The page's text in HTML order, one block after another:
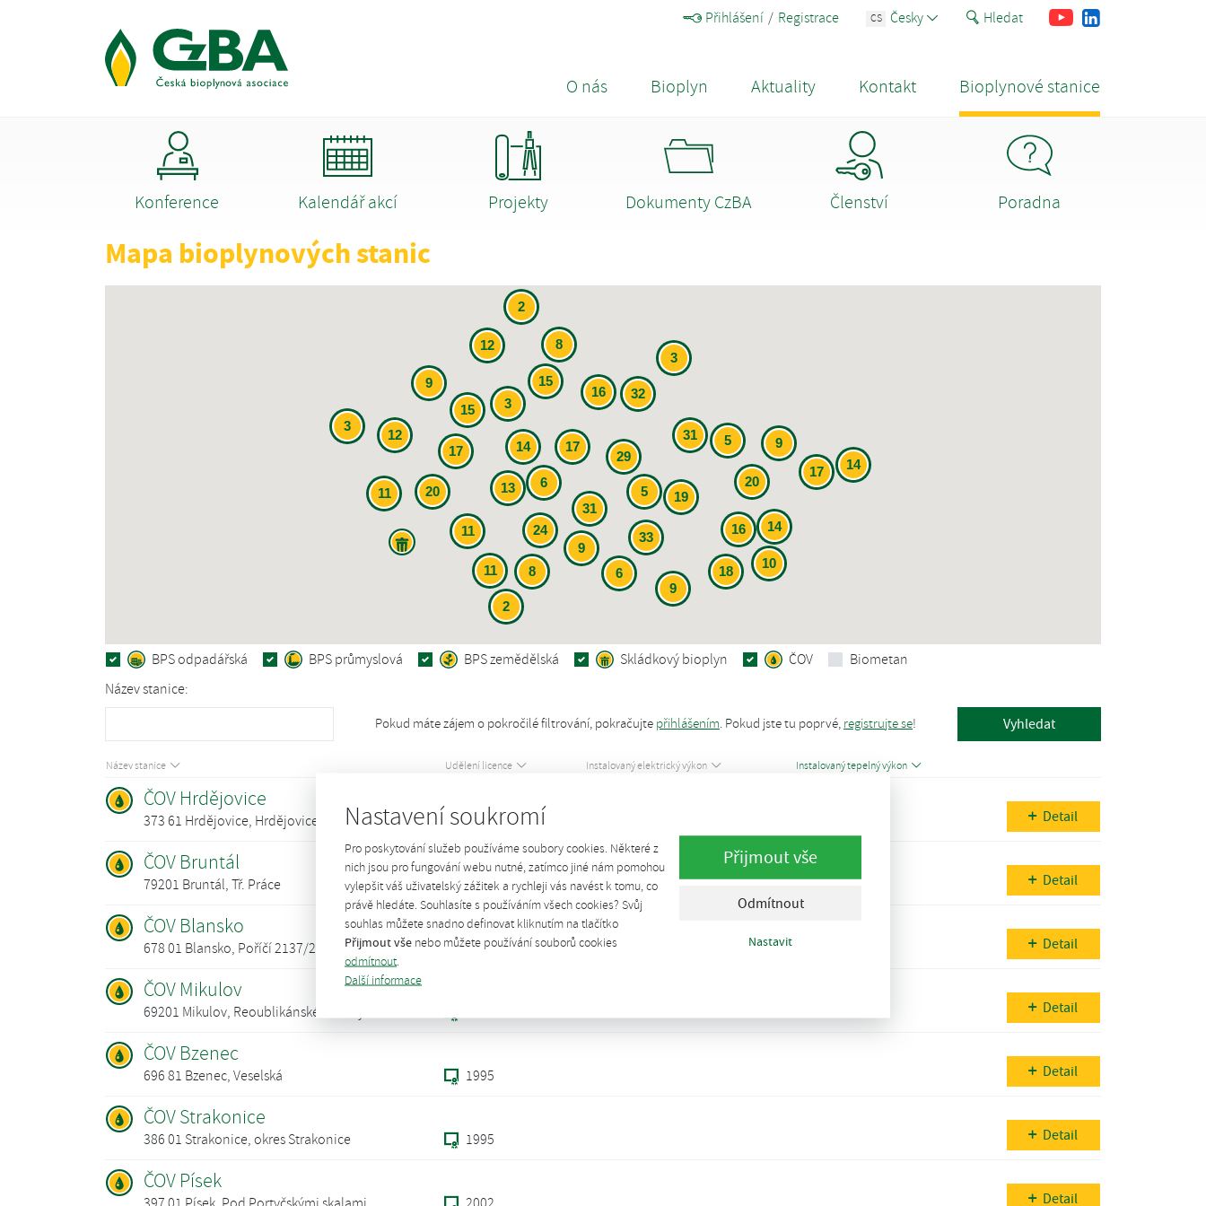
Nastavení soukromí
Pro poskytování služeb používáme soubory cookies. Některé z
nich jsou pro fungování webu nutné, zatímco jiné nám pomohou
vylepšit váš uživatelský zážitek a rychleji vás navést k tomu, co
právě hledáte. Souhlasíte s používáním všech cookies? Svůj
souhlas můžete snadno definovat kliknutím na tlačítko
Přijmout vše nebo můžete používání souborů cookies
odmítnout.
Další informace
Přijmout vše
Odmítnout
Nastavit
Přihlášení Registrace CS Česky Hledat FacebookYoutube
O nás Bioplyn Aktuality Kontakt Bioplynové stanice
Konference Kalendář akcí Projekty Dokumenty CzBA Členství Poradna
Mapa bioplynových stanic
31
31
33
17
17
11
9
18
20
24
32
10
13
11
14
29
14
12
15
17
16
19
8
11 14
15
8
16
20
9
6
9
12
6
3
2
9
3
5
3
2
5
BPS odpadářská BPS průmyslová BPS zemědělská Skládkový bioplyn ČOV
Biometan
Název stanice:
Pokud máte zájem o pokročilé filtrování, pokračujte přihlášením. Pokud jste tu poprvé, registrujte se!
Název stanice Udělení licence Instalovaný elektrický výkon Instalovaný tepelný výkon
ČOV Hrdějovice
373 61 Hrdějovice, Hrdějovice 2002 Detail
ČOV Bruntál
79201 Bruntál, Tř. Práce 1995 Detail
ČOV Blansko
678 01 Blansko, Poříčí 2137/20a 1995 Detail
ČOV Mikulov
69201 Mikulov, Reoublikánské obrany Detail
ČOV Bzenec
696 81 Bzenec, Veselská 1995 Detail
ČOV Strakonice
386 01 Strakonice, okres Strakonice 1995 Detail
ČOV Písek
Detail